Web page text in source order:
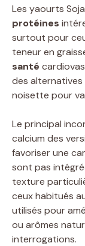
Les yaourts
protéines
surtout pour
teneur en
santé
des alternatives
noisette pour
Le principal
calcium des
favoriser une
sont pas
texture
ceux habitués
utilisés pour
ou arômes
interrogations.